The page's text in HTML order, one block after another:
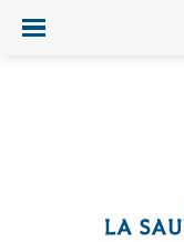
Ouvrir/fermer le